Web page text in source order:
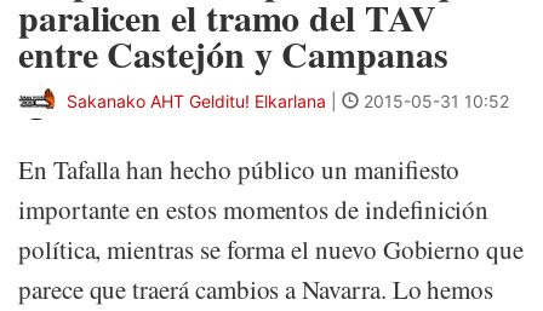
paralicen el tramo del TAV
entre Castejón y Campanas
Sakanako AHT Gelditu! Elkarlana 2015-05-31 10:52
En Tafalla han hecho público un manifiesto
importante en estos momentos de indefinición
política, mientras se forma el nuevo Gobierno que
parece que traerá cambios a Navarra. Lo hemos